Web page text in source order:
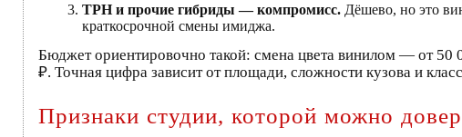
TPH и прочие гибриды — компромисс. Дёшево, но это
краткосрочной смены имиджа.
Бюджет ориентировочно такой: смена цвета винилом — от
₽. Точная цифра зависит от площади, сложности кузова и
Признаки студии, которой можно